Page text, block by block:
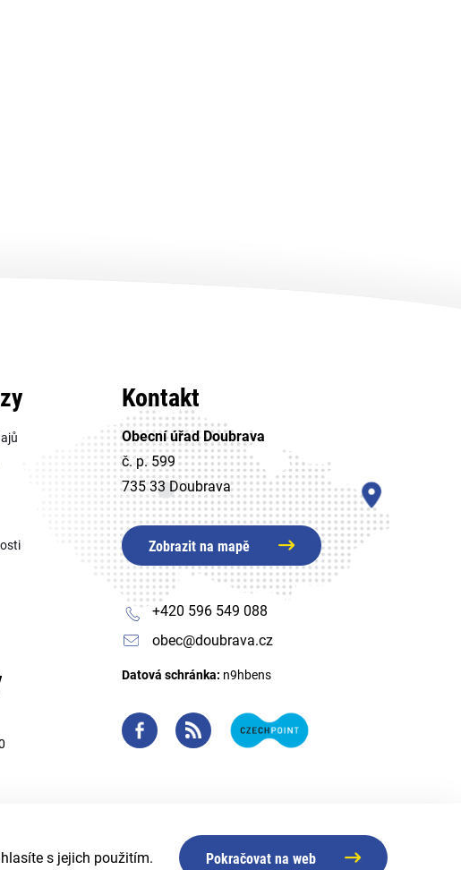
s jejich použitím. Pokračovat na web
Kontakt
Obecní úřad Doubrava
č. p. 599
735 33 Doubrava
Zobrazit na mapě
+420 596 549 088
obec@doubrava.cz
Datová schránka: n9hbens
Created by